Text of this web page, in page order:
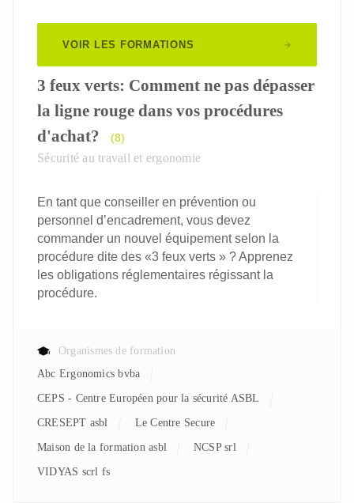
VOIR LES FORMATIONS
3 feux verts: Comment ne pas dépasser
la ligne rouge dans vos procédures
d'achat?
(8)
Sécurité au travail et ergonomie
En tant que conseiller en prévention ou
personnel d’encadrement, vous devez
commander un nouvel équipement selon la
procédure dite des «3 feux verts » ? Apprenez
les obligations réglementaires régissant la
procédure.
Organismes de formation
Abc Ergonomics bvba
CEPS - Centre Européen pour la sécurité ASBL
CRESEPT asbl Le Centre Secure
Maison de la formation asbl NCSP srl
VIDYAS scrl fs